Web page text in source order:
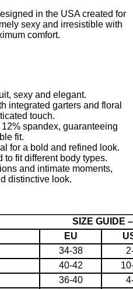
in the USA created for
sexy and irresistible with
comfort.
sexy and elegant.
integrated garters and floral
touch.
spandex, guaranteeing
fit.
for a bold and refined look.
to fit different body types.
and intimate moments,
distinctive look.
SIZE GUIDE
EU
34-38
40-42
36-40